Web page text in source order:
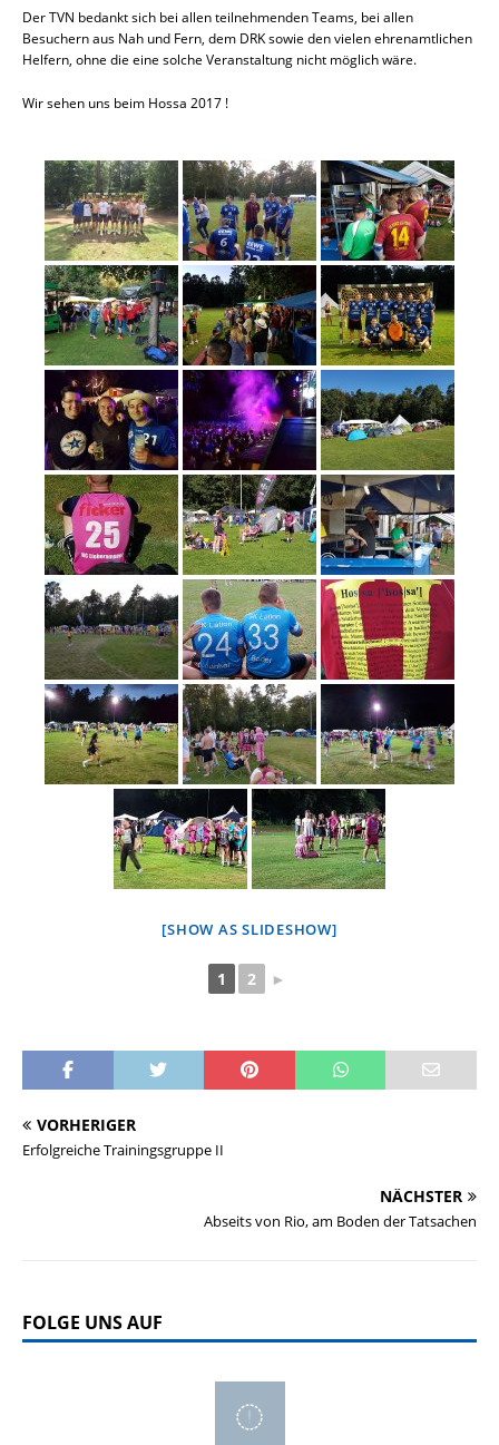
Der TVN bedankt sich bei allen teilnehmenden Teams, bei allen
Besuchern aus Nah und Fern, dem DRK sowie den vielen ehrenamtlichen
Helfern, ohne die eine solche Veranstaltung nicht möglich wäre.
Wir sehen uns beim Hossa 2017 !
[SHOW AS SLIDESHOW]
1 2 ►
VORHERIGER
Erfolgreiche Trainingsgruppe II
NÄCHSTER
Abseits von Rio, am Boden der Tatsachen
FOLGE UNS AUF